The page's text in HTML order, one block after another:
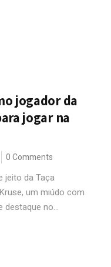
jogador da
jogar na
0 Comments
jeito da Taça
um miúdo com
destaque no...